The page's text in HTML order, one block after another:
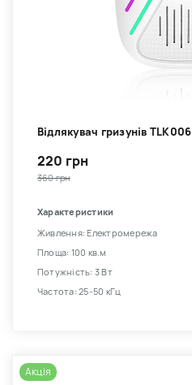
Відлякувач гризунів TLK006
220 грн
360 грн
Характеристики
Живлення: Електромережа
Площа: 100 кв.м
Потужність: 3 Вт
Частота: 25-50 кГц
Акція